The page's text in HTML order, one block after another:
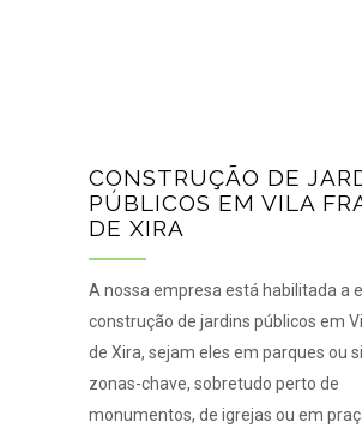
CONSTRUÇÃO DE
PÚBLICOS EM VILA
DE XIRA
A nossa empresa está habilitada a
construção de jardins públicos em
de Xira, sejam eles em parques ou
zonas-chave, sobretudo perto de
monumentos, de igrejas ou em